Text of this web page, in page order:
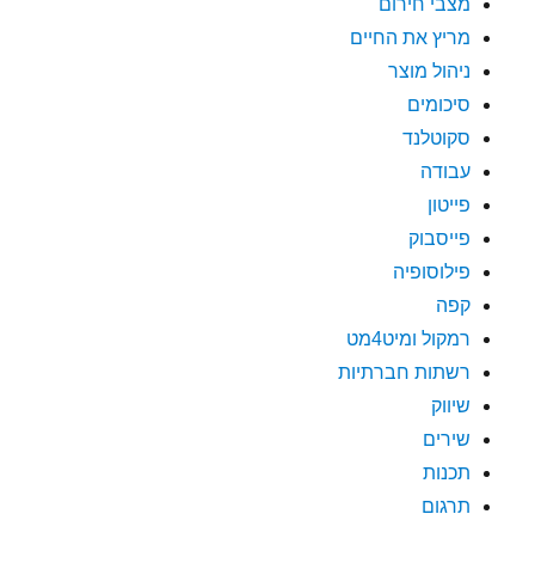
מצבי חירום
מריץ את החיים
ניהול מוצר
סיכומים
סקוטלנד
עבודה
פייטון
פייסבוק
פילוסופיה
קפה
רמקול ומיט4מט
רשתות חברתיות
שיווק
שירים
תכנות
תרגום